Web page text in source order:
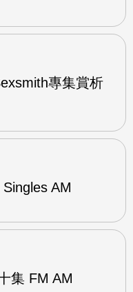
專集賞析
AM
集 FM AM